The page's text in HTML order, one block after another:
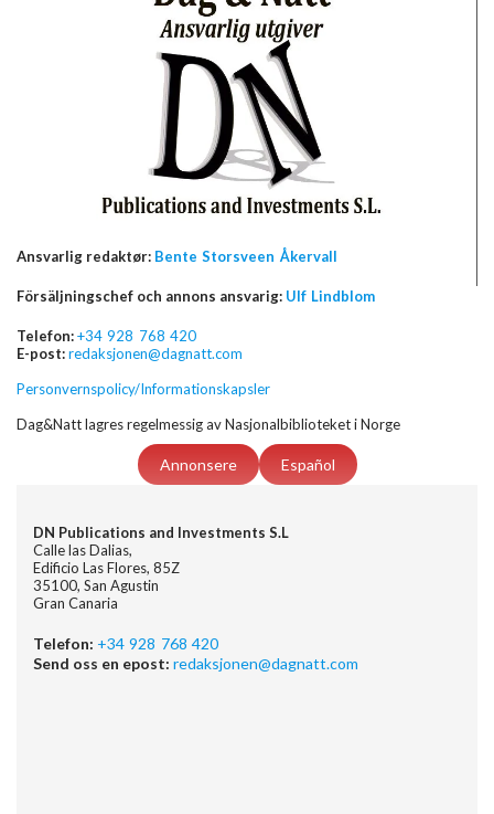
Ansvarlig redaktør: Bente Storsveen Åkervall
Försäljningschef och annons ansvarig: Ulf Lindblom
Telefon:+34 928 768 420
E-post:redaksjonen@dagnatt.com
Personvernspolicy/Informationskapsler
Dag&Natt lagres regelmessig av Nasjonalbiblioteket i Norge
Annonsere Español
DN Publications and Investments S.L
Calle las Dalias,
Edificio Las Flores, 85Z
35100, San Agustin
Gran Canaria
Telefon: +34 928 768 420
Send oss en epost: redaksjonen@dagnatt.com